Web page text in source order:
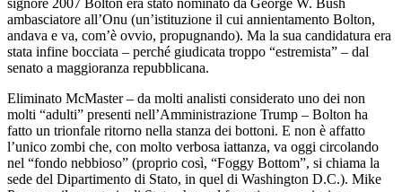
ambasciatore all’Onu (un’istituzione il cui annientamento Bolton,
andava e va, com’è ovvio, propugnando). Ma la sua candidatura era
stata infine bocciata – perché giudicata troppo “estremista” – dal
senato a maggioranza repubblicana.
Eliminato McMaster – da molti analisti considerato uno dei non
molti “adulti” presenti nell’Amministrazione Trump – Bolton ha
fatto un trionfale ritorno nella stanza dei bottoni. E non è affatto
l’unico zombi che, con molto verbosa iattanza, va oggi circolando
nel “fondo nebbioso” (proprio così, “Foggy Bottom”, si chiama la
sede del Dipartimento di Stato, in quel di Washington D.C.). Mike